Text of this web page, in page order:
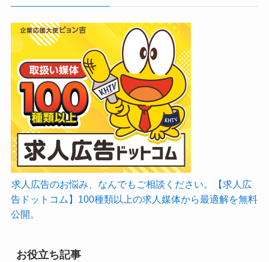
求人広告のお悩み、なんでもご相談ください。【求人広
告ドットコム】100種類以上の求人媒体から最適解を無料
公開。
お役立ち記事